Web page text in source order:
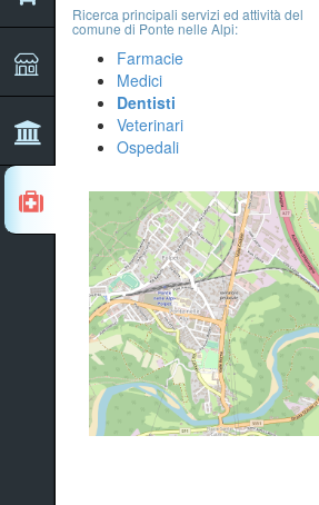
Ricerca principali servizi ed attività del
comune di Ponte nelle Alpi:
Farmacie
Medici
Dentisti
Veterinari
Ospedali